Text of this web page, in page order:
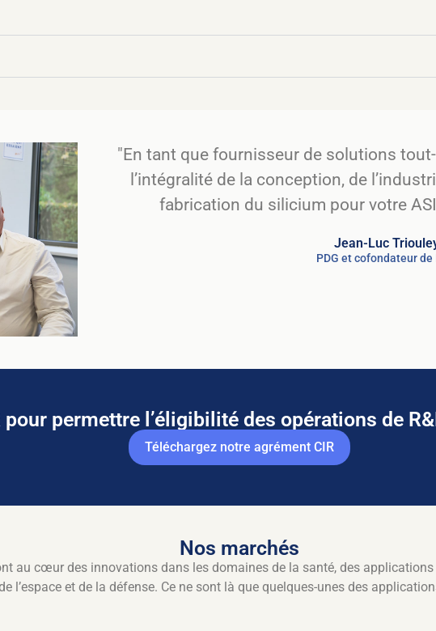
"En tant que fournisseur de solutions
l’intégralité de la conception, de
fabrication du silicium pour votre
Jean-Luc
PDG et cofondateur de
permettre l’éligibilité des opérations de
Téléchargez notre agrément CIR
Nos marchés
au cœur des innovations dans les domaines de la santé, des applications
l’espace et de la défense. Ce ne sont là que quelques-unes des